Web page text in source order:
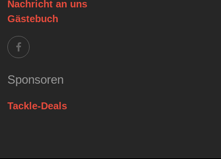
Nachricht an uns
Gästebuch
Sponsoren
Tackle-Deals